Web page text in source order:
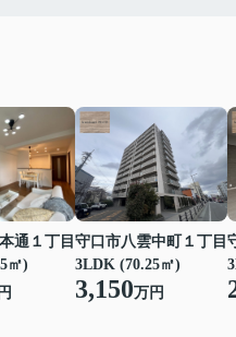
通１丁目
㎡)
守口市八雲中町１丁目
3LDK (70.25㎡)
3,150万円